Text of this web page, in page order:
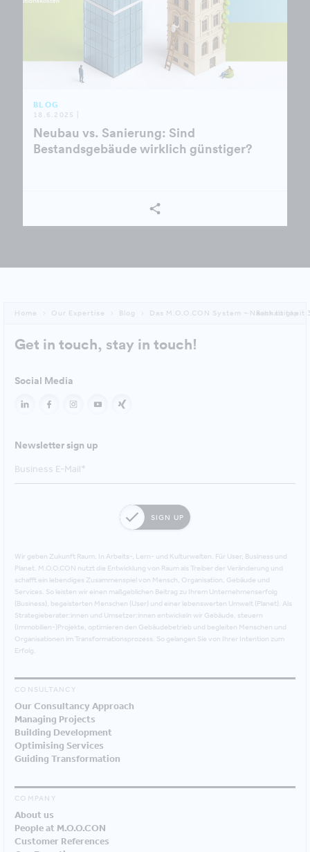
BLOG
18.6.2025 |
Neubau vs. Sanierung: Sind
Bestandsgebäude wirklich günstiger?
Home Our Expertise Blog Das M.O.O.CON System - Nachhaltigkeit
Back to top
Get in touch, stay in touch!
Social Media
Newsletter sign up
SIGN UP
Wir geben Zukunft Raum. In Arbeits-, Lern- und Kulturwelten. Für User, Business und
Planet. M.O.O.CON nutzt die Entwicklung von Raum als Treiber der Veränderung und
schafft ein lebendiges Zusammenspiel von Mensch, Organisation, Gebäude und
Services. So leisten wir einen maßgeblichen Beitrag zu Ihrem Unternehmenserfolg
(Business), begeisterten Menschen (User) und einer lebenswerten Umwelt (Planet). Als
Strategieberater:innen und Umsetzer:innen entwickeln wir Gebäude, steuern
(Immobilien-)Projekte, optimieren den Gebäudebetrieb und begleiten Menschen und
Organisationen im Transformationsprozess. So gelangen Sie von Ihrer Intention zum
Erfolg.
CONSULTANCY
Our Consultancy Approach
Managing Projects
Building Development
Optimising Services
Guiding Transformation
COMPANY
About us
People at M.O.O.CON
Customer References